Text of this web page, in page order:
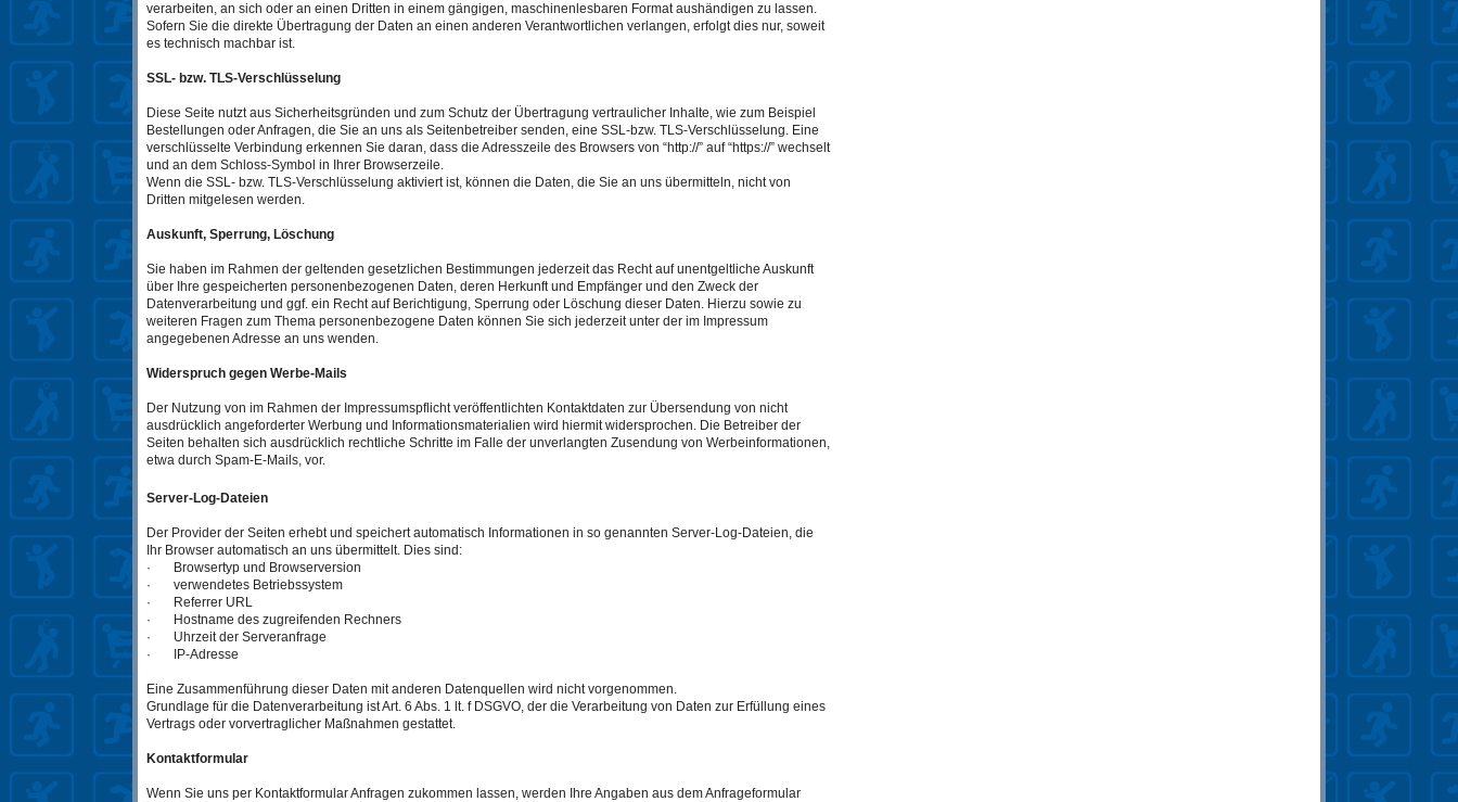
verarbeiten, an sich oder an einen Dritten in einem gängigen, maschinenlesbaren Format aushändigen zu lassen.
Sofern Sie die direkte Übertragung der Daten an einen anderen Verantwortlichen verlangen, erfolgt dies nur, soweit
es technisch machbar ist.
SSL- bzw. TLS-Verschlüsselung
Diese Seite nutzt aus Sicherheitsgründen und zum Schutz der Übertragung vertraulicher Inhalte, wie zum Beispiel
Bestellungen oder Anfragen, die Sie an uns als Seitenbetreiber senden, eine SSL-bzw. TLS-Verschlüsselung. Eine
verschlüsselte Verbindung erkennen Sie daran, dass die Adresszeile des Browsers von “http://” auf “https://” wechselt
und an dem Schloss-Symbol in Ihrer Browserzeile.
Wenn die SSL- bzw. TLS-Verschlüsselung aktiviert ist, können die Daten, die Sie an uns übermitteln, nicht von
Dritten mitgelesen werden.
Auskunft, Sperrung, Löschung
Sie haben im Rahmen der geltenden gesetzlichen Bestimmungen jederzeit das Recht auf unentgeltliche Auskunft
über Ihre gespeicherten personenbezogenen Daten, deren Herkunft und Empfänger und den Zweck der
Datenverarbeitung und ggf. ein Recht auf Berichtigung, Sperrung oder Löschung dieser Daten. Hierzu sowie zu
weiteren Fragen zum Thema personenbezogene Daten können Sie sich jederzeit unter der im Impressum
angegebenen Adresse an uns wenden.
Widerspruch gegen Werbe-Mails
Der Nutzung von im Rahmen der Impressumspflicht veröffentlichten Kontaktdaten zur Übersendung von nicht
ausdrücklich angeforderter Werbung und Informationsmaterialien wird hiermit widersprochen. Die Betreiber der
Seiten behalten sich ausdrücklich rechtliche Schritte im Falle der unverlangten Zusendung von Werbeinformationen,
etwa durch Spam-E-Mails, vor.
Server-Log-Dateien
Der Provider der Seiten erhebt und speichert automatisch Informationen in so genannten Server-Log-Dateien, die
Ihr Browser automatisch an uns übermittelt. Dies sind:
· Browsertyp und Browserversion
· verwendetes Betriebssystem
· Referrer URL
· Hostname des zugreifenden Rechners
· Uhrzeit der Serveranfrage
· IP-Adresse
Eine Zusammenführung dieser Daten mit anderen Datenquellen wird nicht vorgenommen.
Grundlage für die Datenverarbeitung ist Art. 6 Abs. 1 lt. f DSGVO, der die Verarbeitung von Daten zur Erfüllung eines
Vertrags oder vorvertraglicher Maßnahmen gestattet.
Kontaktformular
Wenn Sie uns per Kontaktformular Anfragen zukommen lassen, werden Ihre Angaben aus dem Anfrageformular